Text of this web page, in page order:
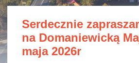
Serdecznie
na Domaniewicką
maja 2026r